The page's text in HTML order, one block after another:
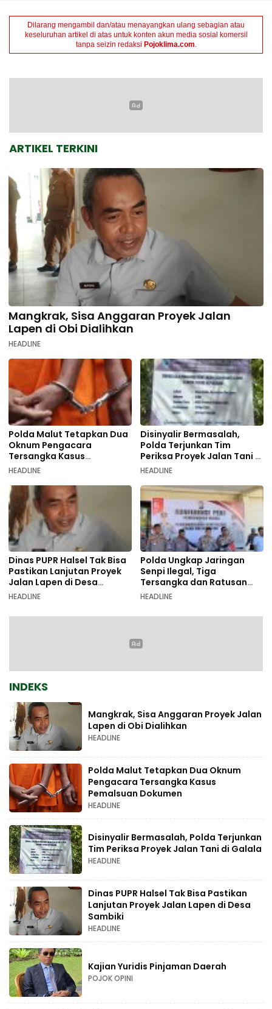
Dilarang mengambil dan/atau menayangkan ulang sebagian atau
keseluruhan artikel di atas untuk konten akun media sosial komersil
tanpa seizin redaksi Pojoklima.com.
ARTIKEL TERKINI
Mangkrak, Sisa Anggaran Proyek Jalan
Lapen di Obi Dialihkan
HEADLINE
Polda Malut Tetapkan Dua
Oknum Pengacara
Tersangka Kasus
Pemalsuan Dokumen
HEADLINE
Disinyalir Bermasalah,
Polda Terjunkan Tim
Periksa Proyek Jalan Tani di
Galala
HEADLINE
Dinas PUPR Halsel Tak Bisa
Pastikan Lanjutan Proyek
Jalan Lapen di Desa
Sambiki
HEADLINE
Polda Ungkap Jaringan
Senpi Ilegal, Tiga
Tersangka dan Ratusan
Amunisi Diamankan
HEADLINE
INDEKS
Mangkrak, Sisa Anggaran Proyek Jalan
Lapen di Obi Dialihkan
HEADLINE
Polda Malut Tetapkan Dua Oknum
Pengacara Tersangka Kasus
Pemalsuan Dokumen
HEADLINE
Disinyalir Bermasalah, Polda Terjunkan
Tim Periksa Proyek Jalan Tani di Galala
HEADLINE
Dinas PUPR Halsel Tak Bisa Pastikan
Lanjutan Proyek Jalan Lapen di Desa
Sambiki
HEADLINE
Kajian Yuridis Pinjaman Daerah
POJOK OPINI